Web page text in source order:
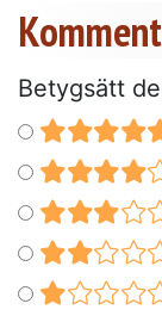
Betygsätt